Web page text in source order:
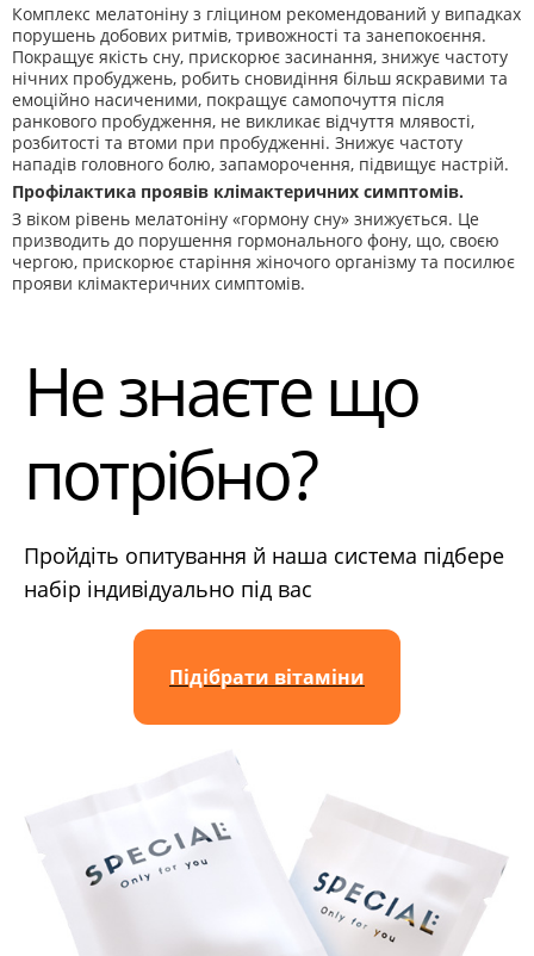
Комплекс мелатоніну з гліцином рекомендований у випадках
порушень добових ритмів, тривожності та занепокоєння.
Покращує якість сну, прискорює засинання, знижує частоту
нічних пробуджень, робить сновидіння більш яскравими та
емоційно насиченими, покращує самопочуття після
ранкового пробудження, не викликає відчуття млявості,
розбитості та втоми при пробудженні. Знижує частоту
нападів головного болю, запаморочення, підвищує настрій.
Профілактика проявів клімактеричних симптомів.
З віком рівень мелатоніну «гормону сну» знижується. Це
призводить до порушення гормонального фону, що, своєю
чергою, прискорює старіння жіночого організму та посилює
прояви клімактеричних симптомів.
Не знаєте що
потрібно?
Пройдіть опитування й наша система підбере
набір індивідуально під вас
Підібрати вітаміни